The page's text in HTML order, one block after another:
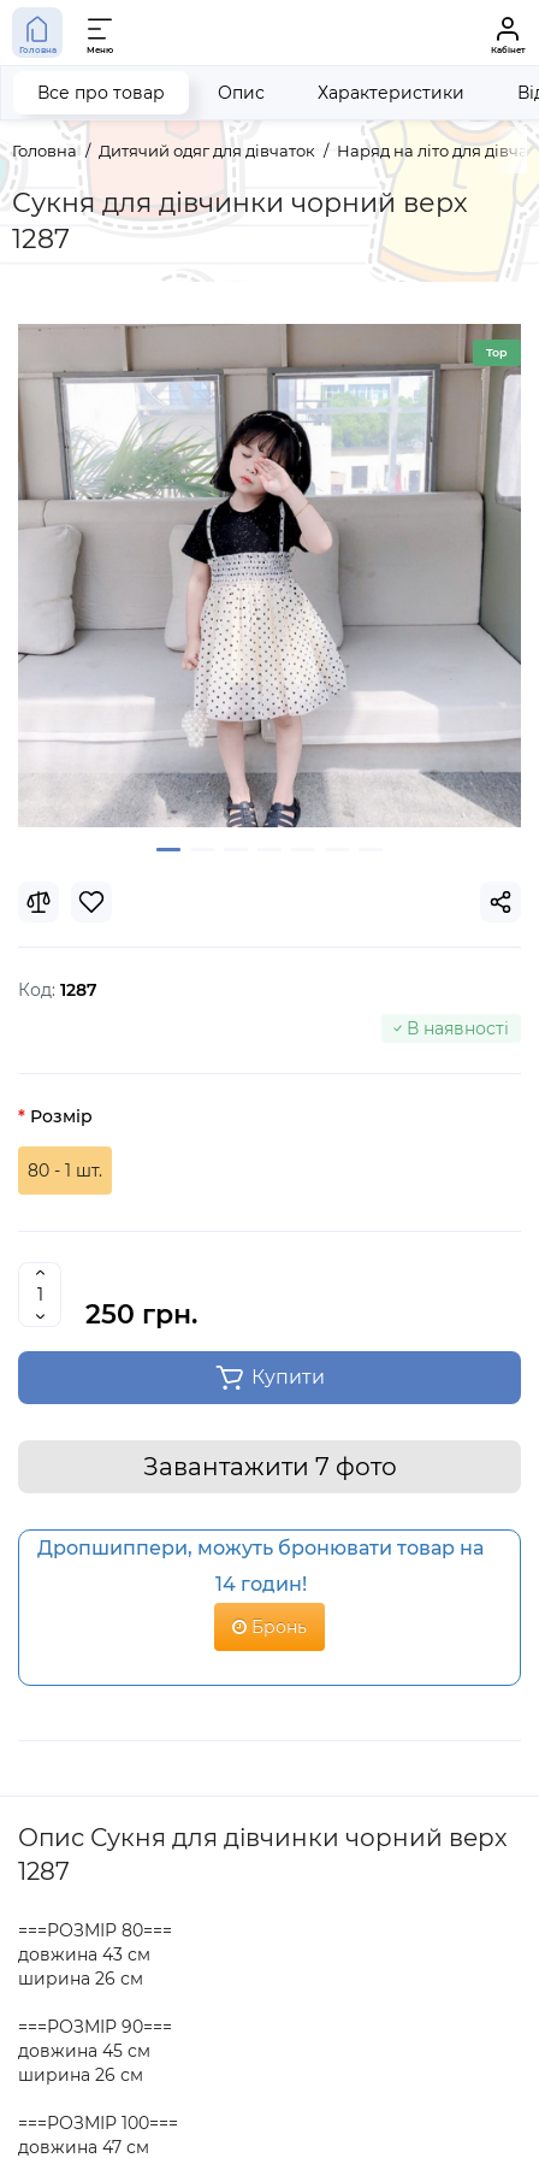
Головна Меню Кабінет
Головна Дитячий одяг для дівчаток Наряд на літо для
Сукня для дівчинки чорний верх
1287
Все про товар Опис Характеристики
Top
Код: 1287
В наявності
Розмір
80 - 1 шт.
250 грн.
Купити
Завантажити 7 фото
Дропшиппери, можуть бронювати товар на
14 годин!
Бронь
Опис Сукня для дівчинки чорний верх
1287
===РОЗМІР 80===
довжина 43 см
ширина 26 см
===РОЗМІР 90===
довжина 45 см
ширина 26 см
===РОЗМІР 100===
довжина 47 см